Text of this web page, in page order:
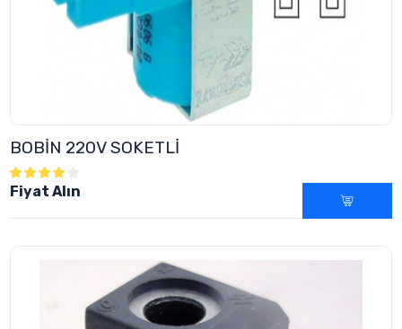
BOBİN 220V SOKETLİ
Fiyat Alın